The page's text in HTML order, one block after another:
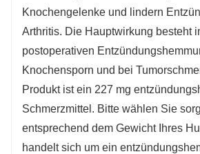
Knochengelenke und lindern
Arthritis. Die Hauptwirkung besteht
postoperativen
Knochensporn und bei
Produkt ist ein 227 mg
Schmerzmittel. Bitte wählen Sie
entsprechend dem Gewicht Ihres
handelt sich um ein